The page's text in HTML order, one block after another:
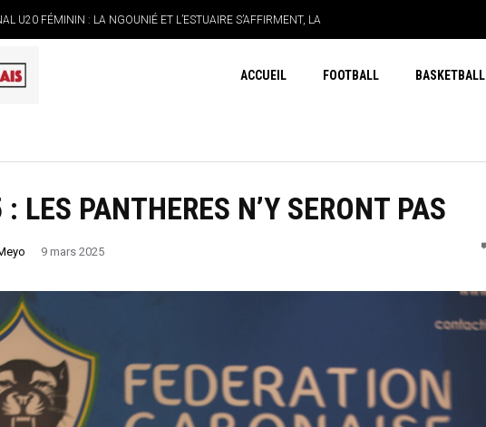
U20 FÉMININ : LA NGOUNIÉ ET L’ESTUAIRE S’AFFIRMENT, LA
PREMIER SUCCÈS
ACCUEIL FOOTBALL BASKETBALL
LES PANTHERES N’Y SERONT PAS
9 mars 2025